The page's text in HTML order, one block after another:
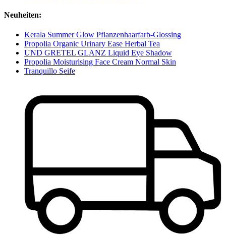
Neuheiten:
Kerala Summer Glow Pflanzenhaarfarb-Glossing
Propolia Organic Urinary Ease Herbal Tea
UND GRETEL GLANZ Liquid Eye Shadow
Propolia Moisturising Face Cream Normal Skin
Tranquillo Seife